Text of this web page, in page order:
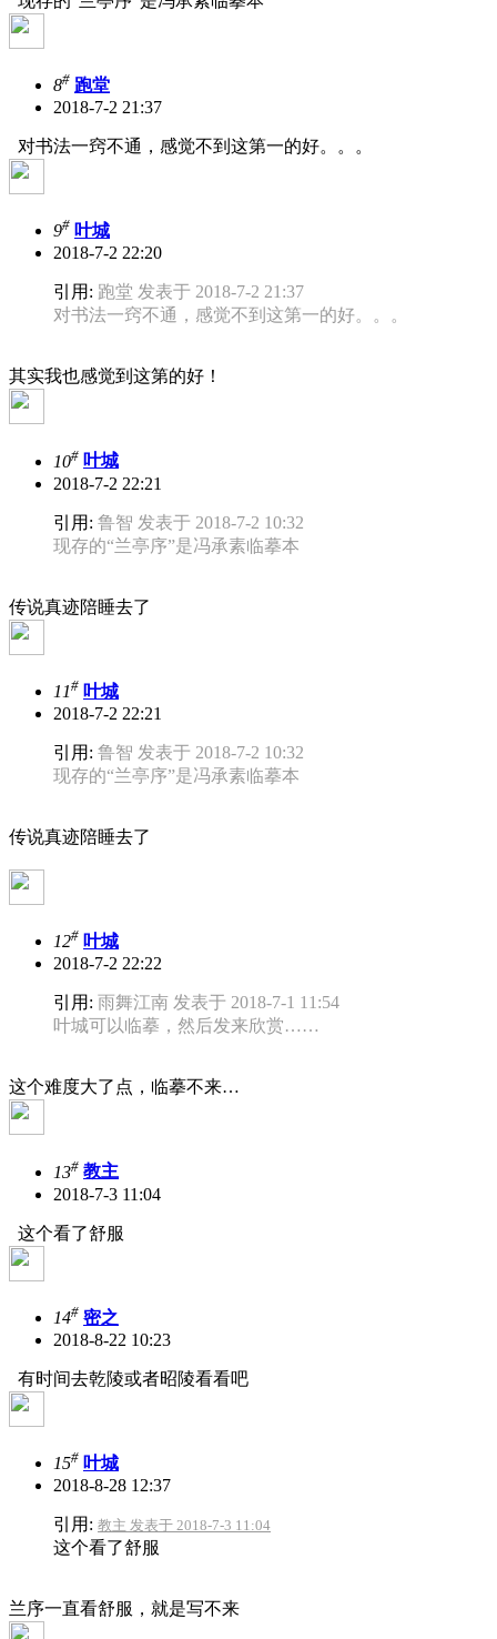
8# 跑堂
2018-7-2 21:37
对书法一窍不通，感觉不到这第一的好。。。
9# 叶城
2018-7-2 22:20
引用: 跑堂 发表于 2018-7-2 21:37
对书法一窍不通，感觉不到这第一的好。。。
其实我也感觉到这第的好！
10# 叶城
2018-7-2 22:21
引用: 鲁智 发表于 2018-7-2 10:32
现存的“兰亭序”是冯承素临摹本
传说真迹陪睡去了
11# 叶城
2018-7-2 22:21
引用: 鲁智 发表于 2018-7-2 10:32
现存的“兰亭序”是冯承素临摹本
传说真迹陪睡去了
12# 叶城
2018-7-2 22:22
引用: 雨舞江南 发表于 2018-7-1 11:54
叶城可以临摹，然后发来欣赏……
这个难度大了点，临摹不来…
13# 教主
2018-7-3 11:04
这个看了舒服
14# 密之
2018-8-22 10:23
有时间去乾陵或者昭陵看看吧
15# 叶城
2018-8-28 12:37
引用: 教主 发表于 2018-7-3 11:04
这个看了舒服
兰序一直看舒服，就是写不来